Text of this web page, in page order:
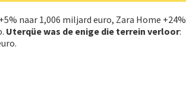
naar 1,006 miljard euro, Zara Home +24%
Uterqüe was de enige die terrein verloor: